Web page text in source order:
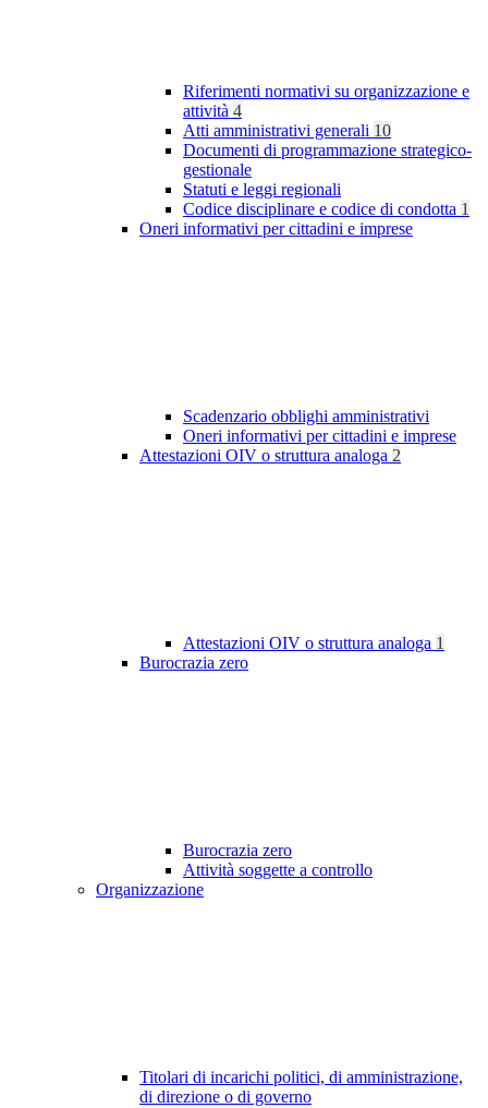
Riferimenti normativi su organizzazione e
attività 4
Atti amministrativi generali 10
Documenti di programmazione strategico-
gestionale
Statuti e leggi regionali
Codice disciplinare e codice di condotta 1
Oneri informativi per cittadini e imprese
Scadenzario obblighi amministrativi
Oneri informativi per cittadini e imprese
Attestazioni OIV o struttura analoga 2
Attestazioni OIV o struttura analoga 1
Burocrazia zero
Burocrazia zero
Attività soggette a controllo
Organizzazione
Titolari di incarichi politici, di amministrazione,
di direzione o di governo